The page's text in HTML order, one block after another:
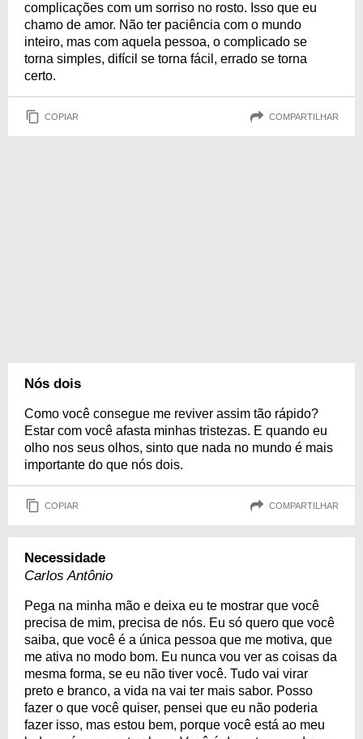
complicações com um sorriso no rosto. Isso que eu
chamo de amor. Não ter paciência com o mundo
inteiro, mas com aquela pessoa, o complicado se
torna simples, difícil se torna fácil, errado se torna
certo.
COPIAR COMPARTILHAR
Nós dois
Como você consegue me reviver assim tão rápido?
Estar com você afasta minhas tristezas. E quando eu
olho nos seus olhos, sinto que nada no mundo é mais
importante do que nós dois.
COPIAR COMPARTILHAR
Necessidade
Carlos Antônio
Pega na minha mão e deixa eu te mostrar que você
precisa de mim, precisa de nós. Eu só quero que você
saiba, que você é a única pessoa que me motiva, que
me ativa no modo bom. Eu nunca vou ver as coisas da
mesma forma, se eu não tiver você. Tudo vai virar
preto e branco, a vida na vai ter mais sabor. Posso
fazer o que você quiser, pensei que eu não poderia
fazer isso, mas estou bem, porque você está ao meu